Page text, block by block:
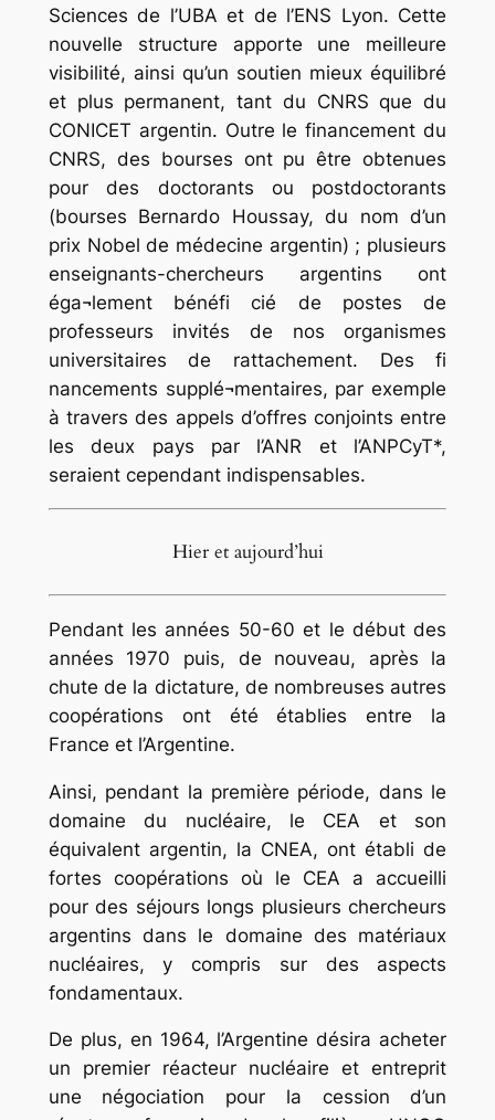
Sciences de l’UBA et de l’ENS Lyon. Cette
nouvelle structure apporte une meilleure
visibilité, ainsi qu’un soutien mieux équilibré
et plus permanent, tant du CNRS que du
CONICET argentin. Outre le financement du
CNRS, des bourses ont pu être obtenues
pour des doctorants ou postdoctorants
(bourses Bernardo Houssay, du nom d’un
prix Nobel de médecine argentin) ; plusieurs
enseignants-chercheurs argentins ont
éga¬lement bénéfi cié de postes de
professeurs invités de nos organismes
universitaires de rattachement. Des fi
nancements supplé¬mentaires, par exemple
à travers des appels d’offres conjoints entre
les deux pays par l’ANR et l’ANPCyT*,
seraient cependant indispensables.
Hier et aujourd’hui
Pendant les années 50-60 et le début des
années 1970 puis, de nouveau, après la
chute de la dictature, de nombreuses autres
coopérations ont été établies entre la
France et l’Argentine.
Ainsi, pendant la première période, dans le
domaine du nucléaire, le CEA et son
équivalent argentin, la CNEA, ont établi de
fortes coopérations où le CEA a accueilli
pour des séjours longs plusieurs chercheurs
argentins dans le domaine des matériaux
nucléaires, y compris sur des aspects
fondamentaux.
De plus, en 1964, l’Argentine désira acheter
un premier réacteur nucléaire et entreprit
une négociation pour la cession d’un